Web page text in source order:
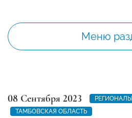
Меню
08 Сентября 2023
ТАМБОВСКАЯ ОБЛАСТЬ